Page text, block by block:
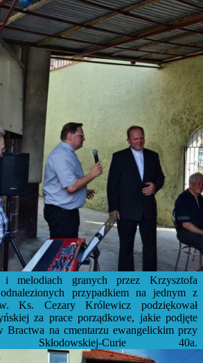
i melodiach granych przez Krzysztofa
przypadkiem na jednym z
Ks. Cezary Królewicz podziękował
za prace porządkowe, jakie podjęte
Bractwa na cmentarzu ewangelickim przy
Curie 40a.